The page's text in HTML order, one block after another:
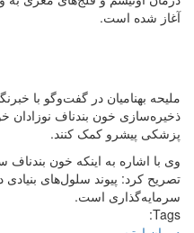
آغاز شده است.
ملیحه بهنامیان در گفت‌وگو با
ذخیره‌سازی خون بندناف نوزادان
پزشکی پیشرو کمک کنند.
وی با اشاره به اینکه خون
تصریح کرد: پیوند سلول‌های بنیادی
سرمایه‌گذاری است.
Tags: